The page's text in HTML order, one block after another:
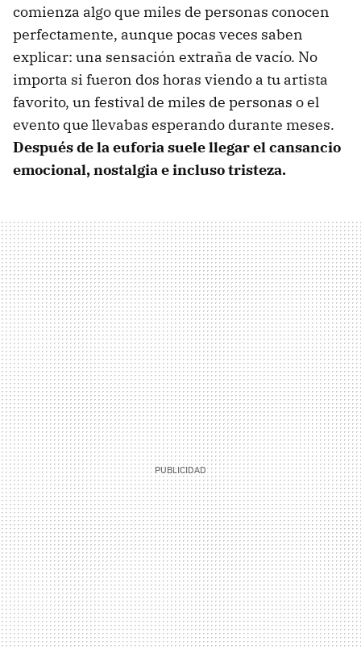
comienza algo que miles de personas conocen
perfectamente, aunque pocas veces saben
explicar: una sensación extraña de vacío. No
importa si fueron dos horas viendo a tu artista
favorito, un festival de miles de personas o el
evento que llevabas esperando durante meses.
Después de la euforia suele llegar el cansancio
emocional, nostalgia e incluso tristeza.